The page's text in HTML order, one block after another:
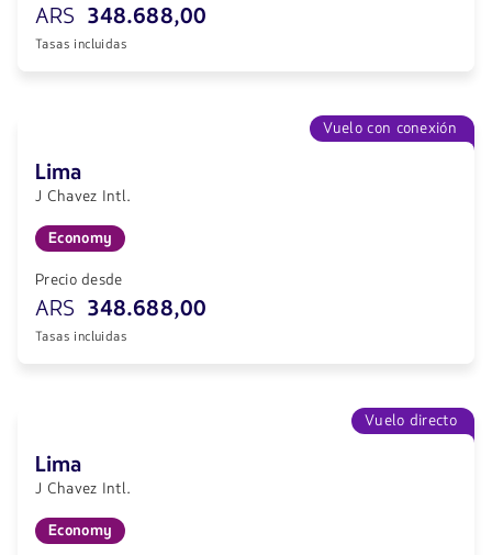
ARS 348.688,00
Tasas incluidas
Vuelo con conexión
Lima
J Chavez Intl.
Economy
Precio desde
ARS 348.688,00
Tasas incluidas
Vuelo directo
Lima
J Chavez Intl.
Economy